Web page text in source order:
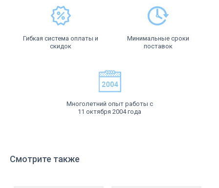
Гибкая система оплаты и
скидок
Минимальные сроки
поставок
Многолетний опыт работы с
11 октября 2004 года
Смотрите также